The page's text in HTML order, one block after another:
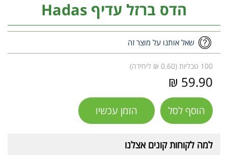
הדס ברזל עדיף Hadas
שאל אותנו על מוצר זה
100 טבליות (0.60 ₪ ליחידה)
59.90 ₪
הוסף לסל הזמן עכשיו
למה לקוחות קונים אצלנו